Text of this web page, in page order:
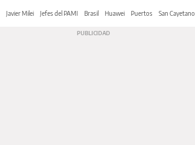
Javier Milei Jefes del PAMI Brasil Huawei Puertos San Cayetano